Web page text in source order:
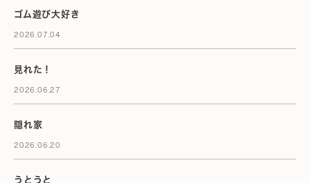
ゴム遊び大好き
2026.07.04
見れた！
2026.06.27
隠れ家
2026.06.20
うとうと